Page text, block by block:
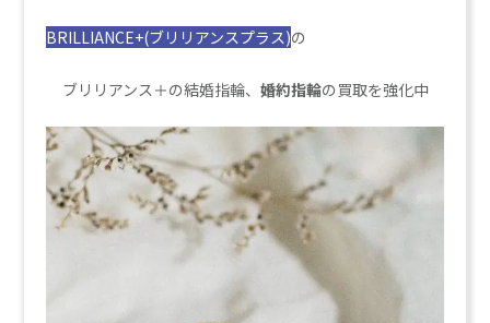
BRILLIANCE+(ブリリアンスプラス)の
ブリリアンス＋の結婚指輪、 婚約指輪の買取を強化中